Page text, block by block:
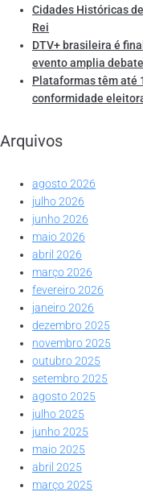
Cidades Históricas
Rei
DTV+ brasileira é
evento amplia
Plataformas têm até
conformidade
Arquivos
agosto 2026
julho 2026
junho 2026
maio 2026
abril 2026
março 2026
fevereiro 2026
janeiro 2026
dezembro 2025
novembro 2025
outubro 2025
setembro 2025
agosto 2025
julho 2025
junho 2025
maio 2025
abril 2025
março 2025